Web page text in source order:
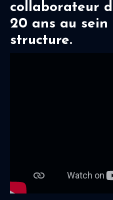
collaborateur
20 ans au sein
structure.